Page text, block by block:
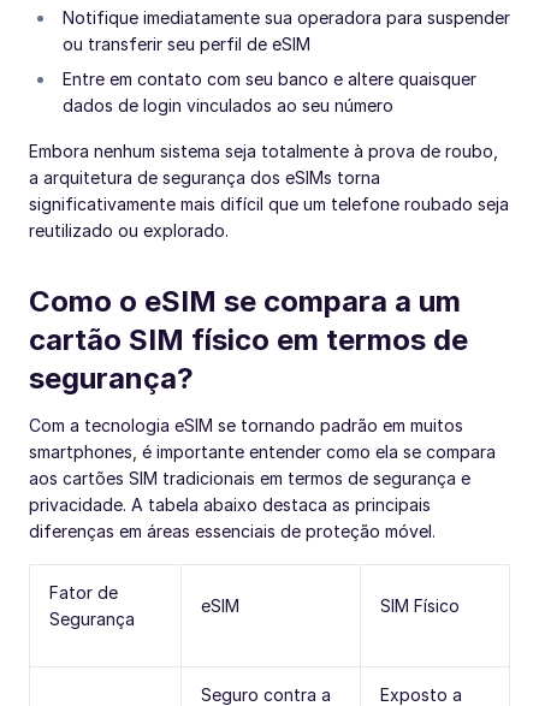
Notifique imediatamente sua operadora para suspender
ou transferir seu perfil de eSIM
Entre em contato com seu banco e altere quaisquer
dados de login vinculados ao seu número
Embora nenhum sistema seja totalmente à prova de roubo,
a arquitetura de segurança dos eSIMs torna
significativamente mais difícil que um telefone roubado seja
reutilizado ou explorado.
Como o eSIM se compara a um
cartão SIM físico em termos de
segurança?
Com a tecnologia eSIM se tornando padrão em muitos
smartphones, é importante entender como ela se compara
aos cartões SIM tradicionais em termos de segurança e
privacidade. A tabela abaixo destaca as principais
diferenças em áreas essenciais de proteção móvel.
Fator de
Segurança
eSIM SIM Físico
Seguro contra a
Exposto a